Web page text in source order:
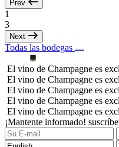
Prev
1
3
Next
Todas las bodegas
El vino de Champagne es
El vino de Champagne es
El vino de Champagne es
El vino de Champagne es
El vino de Champagne es
¡Mantente informado!